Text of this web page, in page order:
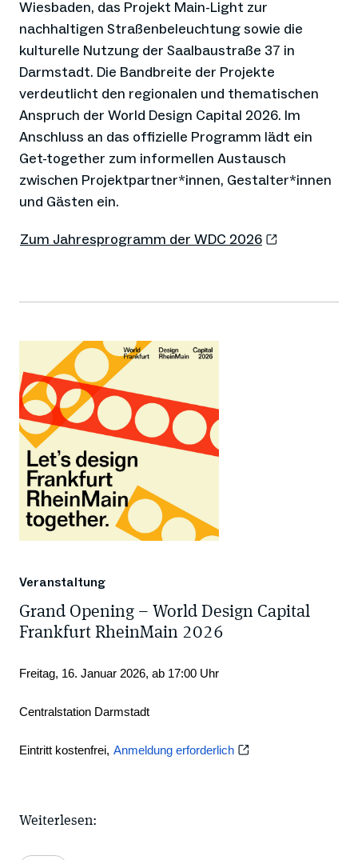
Wiesbaden, das Projekt Main-Light zur
nachhaltigen Straßenbeleuchtung sowie die
kulturelle Nutzung der Saalbaustraße 37 in
Darmstadt. Die Bandbreite der Projekte
verdeutlicht den regionalen und thematischen
Anspruch der World Design Capital 2026. Im
Anschluss an das offizielle Programm lädt ein
Get-together zum informellen Austausch
zwischen Projektpartner*innen, Gestalter*innen
und Gästen ein.
Zum Jahresprogramm der WDC 2026
Veranstaltung
Grand Opening – World Design Capital
Frankfurt RheinMain 2026
Freitag, 16. Januar 2026, ab 17:00 Uhr
Centralstation Darmstadt
Eintritt kostenfrei, Anmeldung erforderlich
Weiterlesen: